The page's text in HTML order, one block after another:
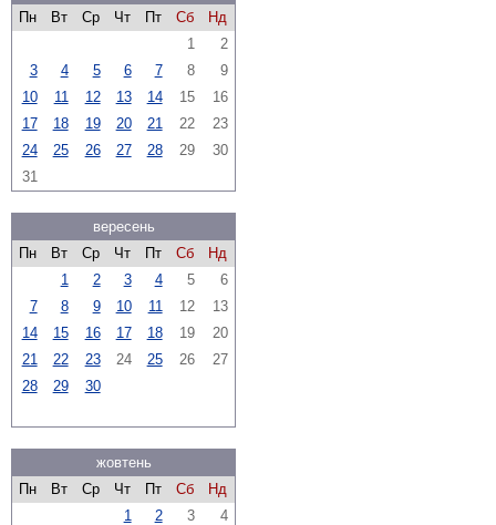
Пн
Вт Ср Чт Пт Сб
Нд
1
2
3
4 5 6 7 8
9
10
11 12 13 14 15
16
17
18 19 20 21 22
23
24
25 26 27 28 29
30
31
вересень
Пн
Вт Ср Чт Пт Сб
Нд
1
2 3 4 5
6
7
8 9 10 11 12
13
14
15 16 17 18 19
20
21
22 23 24 25 26
27
28
29 30
жовтень
Пн
Вт Ср Чт Пт Сб
Нд
1
2 3
4